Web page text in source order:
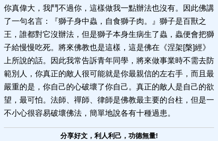
你真偉大，我鬥不過你，這樣做我一點辦法也沒有。因此佛講
了一句名言：『獅子身中蟲，自食獅子肉。』獅子是百獸之
王，誰都對它沒辦法，但是獅子本身生病生了蟲，蟲便會把獅
子給慢慢吃死。將來佛教也是這樣，這是佛在《涅架[槃]經》
上所說的話。因此我常告訴青年同學，將來做事業時不需去防
範別人，你真正的敵人很可能就是你最親信的左右手，而且最
嚴重的是，你自己的心破壞了你自己。真正的敵人是自己的欲
望，最可怕。法師、禪師、律師是佛教最主要的台柱，但是一
不小心很容易破壞佛法，簡單地說各有十種過患。
分享好文，利人利己，功德無量!